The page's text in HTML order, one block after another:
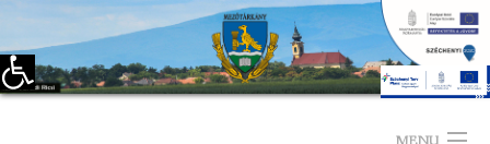
Eszköztár megnyitása